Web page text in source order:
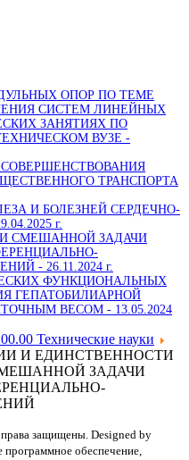
ОПОР ПО ТЕМЕ
СИСТЕМ ЛИНЕЙНЫХ
ЗАНЯТИЯХ ПО
ВУЗЕ -
ТРАНСПОРТА
И БОЛЕЗНЕЙ СЕРДЕЧНО-
г.
СМЕШАННОЙ ЗАДАЧИ
- 26.11.2024 г.
ФУНКЦИОНАЛЬНЫХ
ГЕПАТОБИЛИАРНОЙ
ВЕСОМ - 13.05.2024
Технические науки
И ЕДИНСТВЕННОСТИ
ЗАДАЧИ
защищены. Designed by
программное обеспечение,